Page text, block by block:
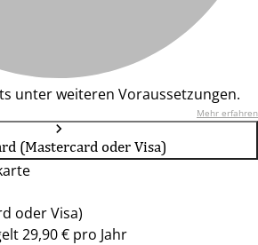
unter weiteren Voraussetzungen.
Mehr erfahren
(Mastercard oder Visa)
oder Visa)
29,90 € pro Jahr